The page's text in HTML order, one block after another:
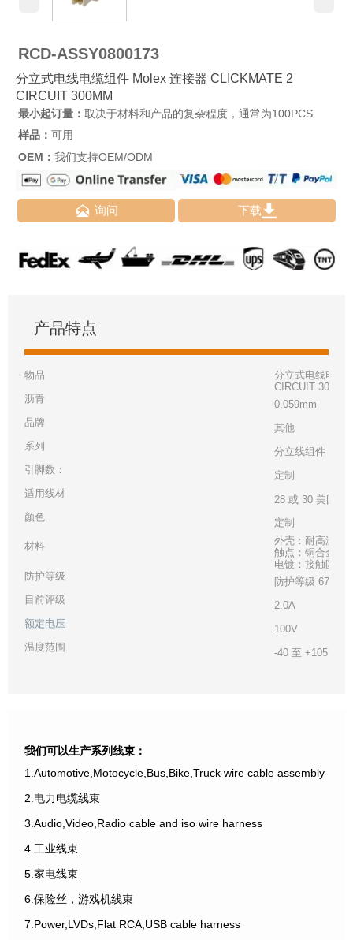
RCD-ASSY0800173
分立式电线电缆组件 Molex 连接器 CLICKMATE 2
CIRCUIT 300MM
最小起订量： 取决于材料和产品的复杂程度，通常为100PCS
样品： 可用
OEM： 我们支持OEM/ODM
 询问 下载
产品特点
物品
分立式电线电缆
CIRCUIT 300MM
沥青
0.059mm
品牌
其他
系列
分立线组件
引脚数：
定制
适用线材
28 或 30 美国线
颜色
定制
材料
外壳：耐高温材
触点：铜合金
电镀：接触区 -
防护等级
防护等级 67
目前评级
2.0A
额定电压
100V
温度范围
-40 至 +105°C
我们可以生产系列线束：
1.Automotive,Motocycle,Bus,Bike,Truck wire cable assembly
2.电力电缆线束
3.Audio,Video,Radio cable and iso wire harness
4.工业线束
5.家电线束
6.保险丝，游戏机线束
7.Power,LVDs,Flat RCA,USB cable harness